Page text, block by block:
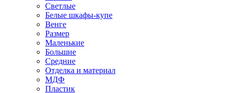
Светлые
Белые шкафы-купе
Венге
Размер
Маленькие
Большие
Средние
Отделка и материал
МДФ
Пластик